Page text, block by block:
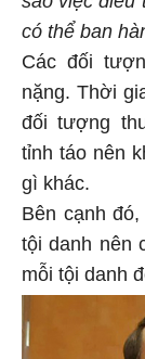
có thể ban
Các đối
nặng. Thời
đối tượng
tỉnh táo nên
gì khác.
Bên cạnh
tội danh nên
mỗi tội danh